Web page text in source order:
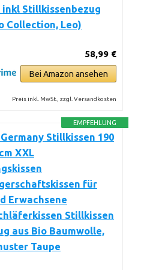
inkl Stillkissenbezug
Collection, Leo)
58,99 €
Bei Amazon ansehen
Preis inkl. MwSt., zzgl. Versandkosten
EMPFEHLUNG
Stillkissen 190
XXL
für
Erwachsene
Stillkissen
aus Bio Baumwolle,
Taupe